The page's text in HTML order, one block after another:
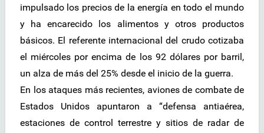
impulsado los precios de la energía en todo el mundo
y ha encarecido los alimentos y otros productos
básicos. El referente internacional del crudo cotizaba
el miércoles por encima de los 92 dólares por barril,
un alza de más del 25% desde el inicio de la guerra.
En los ataques más recientes, aviones de combate de
Estados Unidos apuntaron a “defensa antiaérea,
estaciones de control terrestre y sitios de radar de